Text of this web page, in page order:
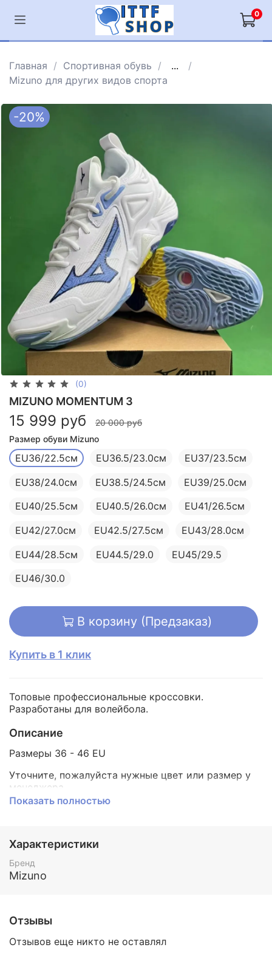
0
Главная Спортивная обувь
...
Mizuno для других видов спорта
-20%
(0)
MIZUNO MOMENTUM 3
15 999 руб
20 000 руб
Размер обуви Mizuno
EU36/22.5см EU36.5/23.0см
EU37/23.5см
EU38/24.0см
EU38.5/24.5см
EU39/25.0см
EU40/25.5см
EU40.5/26.0см
EU41/26.5см
EU42/27.0см
EU42.5/27.5см
EU43/28.0см
EU44/28.5см
EU44.5/29.0
EU45/29.5
EU46/30.0
В корзину (Предзаказ)
Купить в 1 клик
Топовые профессиональные кроссовки.
Разработаны для волейбола.
Описание
Размеры 36 - 46 EU
Уточните, пожалуйста нужные цвет или размер у
менеджера.
Показать полностью
Характеристики
Бренд
Mizuno
Отзывы
Отзывов еще никто не оставлял